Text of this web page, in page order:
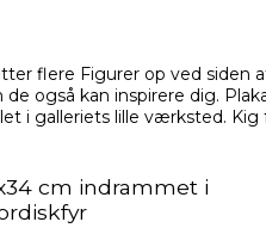
flere Figurer op ved siden
også kan inspirere dig.
i galleriets lille værksted.
cm indrammet i